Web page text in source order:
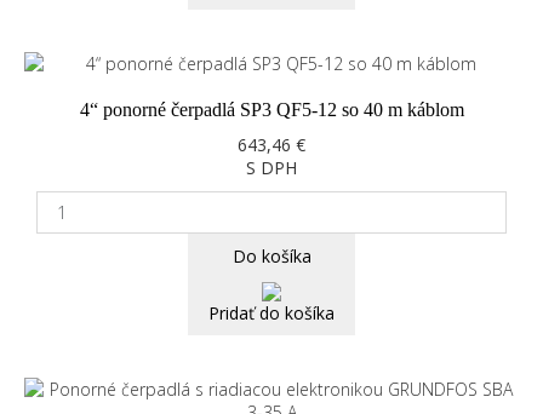
4“ ponorné čerpadlá SP3 QF5-12 so 40 m káblom
643,46 €
S DPH
Do košíka
Pridať do košíka